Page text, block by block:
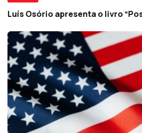
Luís Osório apresenta o livro